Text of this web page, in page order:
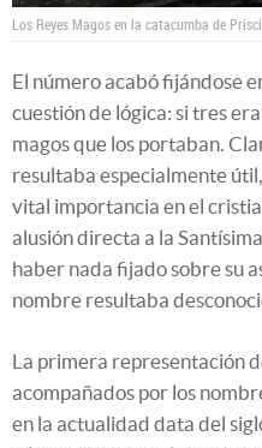
Los Reyes Magos en la catacumba de
El número acabó fijándose
cuestión de lógica: si tres
magos que los portaban.
resultaba especialmente
vital importancia en el
alusión directa a la
haber nada fijado sobre su
nombre resultaba
La primera representación
acompañados por los
en la actualidad data del